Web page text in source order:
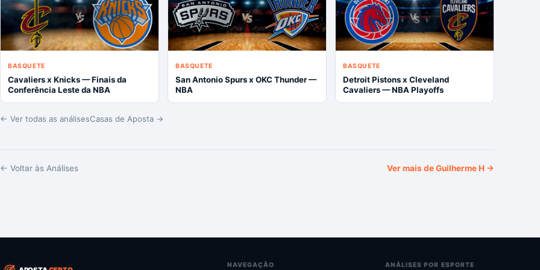
BASQUETE
Cavaliers x Knicks — Finais da
Conferência Leste da NBA
BASQUETE
San Antonio Spurs x OKC Thunder —
NBA
BASQUETE
Detroit Pistons x Cleveland
Cavaliers — NBA Playoffs
← Ver todas as análisesCasas de Aposta →
← Voltar às Análises Ver mais deGuilherme H →
NAVEGAÇÃO ANÁLISES POR ESPORTE